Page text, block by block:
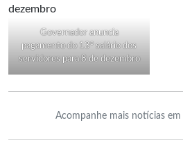
Governador anuncia
pagamento do 13º salário dos
servidores para 8 de dezembro
Acompanhe mais notícias em